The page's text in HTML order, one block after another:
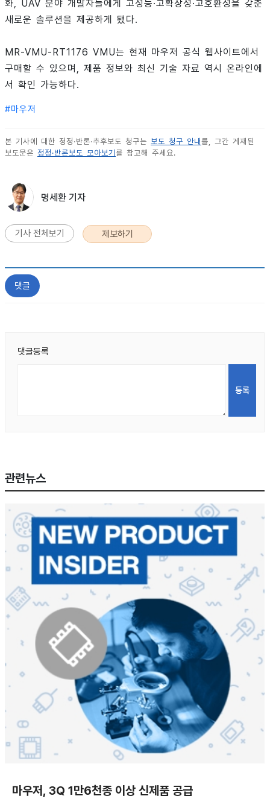
화, UAV 분야 개발자들에게 고성능·고확장성·고호환성을 갖춘
새로운 솔루션을 제공하게 됐다.
MR-VMU-RT1176 VMU는 현재 마우저 공식 웹사이트에서
구매할 수 있으며, 제품 정보와 최신 기술 자료 역시 온라인에
서 확인 가능하다.
#마우저
본 기사에 대한 정정·반론·추후보도 청구는 보도 청구 안내를, 그간 게재된
보도문은 정정·반론보도 모아보기를 참고해 주세요.
명세환 기자
기사 전체보기 제보하기
댓글
댓글등록
관련뉴스
마우저, 3Q 1만6천종 이상 신제품 공급